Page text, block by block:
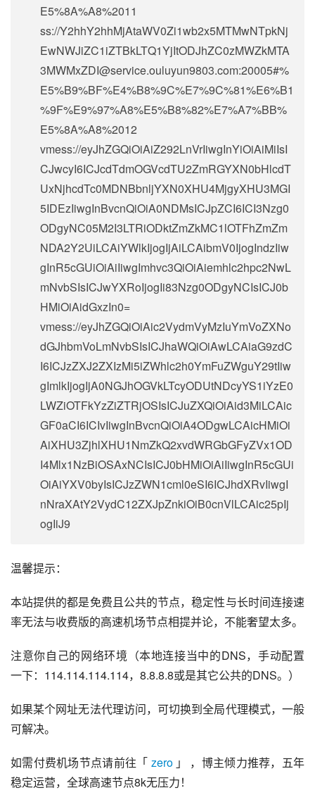
E5%8A%A8%2011
ss://Y2hhY2hhMjAtaWV0Zi1wb2x5MTMwNTpkNj
EwNWJiZC1iZTBkLTQ1YjItODJhZC0zMWZkMTA
3MWMxZDI@service.ouluyun9803.com:20005#%
E5%B9%BF%E4%B8%9C%E7%9C%81%E6%B1
%9F%E9%97%A8%E5%B8%82%E7%A7%BB%
E5%8A%A8%2012
vmess://eyJhZGQiOiAiZ292LnVrIiwgInYiOiAiMiIsI
CJwcyI6ICJcdTdmOGVcdTU2ZmRGYXN0bHlcdT
UxNjhcdTc0MDNBbnljYXN0XHU4MjgyXHU3MGI
5IDEzIiwgInBvcnQiOiA0NDMsICJpZCI6ICI3Nzg0
ODgyNC05M2I3LTRiODktZmZkMC1lOTFhZmZm
NDA2Y2UiLCAiYWlkIjogIjAiLCAibmV0IjogIndzIiw
gInR5cGUiOiAiIiwgImhvc3QiOiAiemhlc2hpc2NwL
mNvbSIsICJwYXRoIjogIi83Nzg0ODgyNCIsICJ0b
HMiOiAidGxzIn0=
vmess://eyJhZGQiOiAic2VydmVyMzIuYmVoZXNo
dGJhbmVoLmNvbSIsICJhaWQiOiAwLCAiaG9zdC
I6ICJzZXJ2ZXIzMi5iZWhlc2h0YmFuZWguY29tIiw
gImlkIjogIjA0NGJhOGVkLTcyODUtNDcyYS1iYzE0
LWZiOTFkYzZiZTRjOSIsICJuZXQiOiAid3MiLCAic
GF0aCI6ICIvIiwgInBvcnQiOiA4ODgwLCAicHMiOi
AiXHU3ZjhlXHU1NmZkQ2xvdWRGbGFyZVx1OD
I4Mlx1NzBiOSAxNCIsICJ0bHMiOiAiIiwgInR5cGUi
OiAiYXV0byIsICJzZWN1cml0eSI6ICJhdXRvIiwgI
nNraXAtY2VydC12ZXJpZnkiOiB0cnVlLCAic25pIj
ogIiJ9
温馨提示：
本站提供的都是免费且公共的节点，稳定性与长时间连接速
率无法与收费版的高速机场节点相提并论，不能奢望太多。
注意你自己的网络环境（本地连接当中的DNS，手动配置
一下：114.114.114.114，8.8.8.8或是其它公共的DNS。）
如果某个网址无法代理访问，可切换到全局代理模式，一般
可解决。
如需付费机场节点请前往「 zero 」 ，博主倾力推荐，五年
稳定运营，全球高速节点8k无压力！